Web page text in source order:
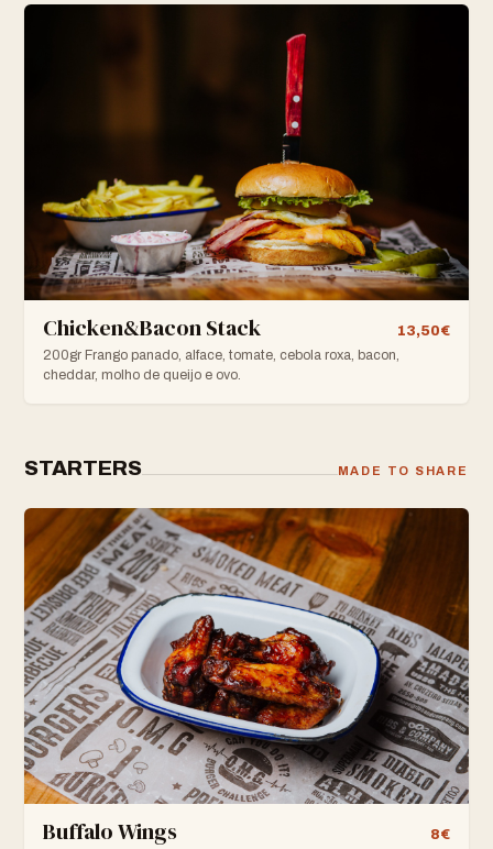
Chicken&Bacon Stack
13,50€
200gr Frango panado, alface, tomate, cebola roxa, bacon,
cheddar, molho de queijo e ovo.
STARTERS MADE TO SHARE
Buffalo Wings
8€